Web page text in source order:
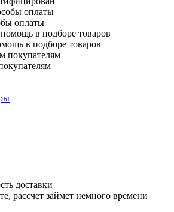
оплаты
в подборе товаров
доставки
рассчет займет немного времени